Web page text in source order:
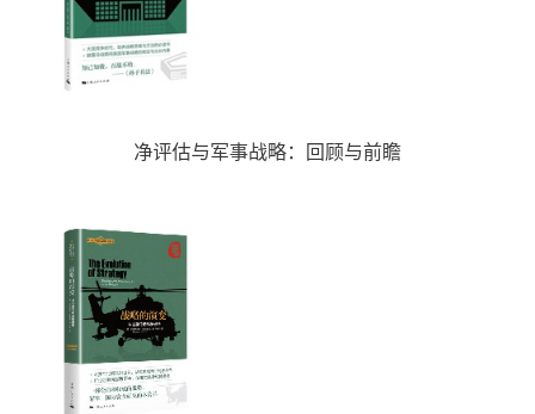
净评估与军事战略：回顾与前瞻